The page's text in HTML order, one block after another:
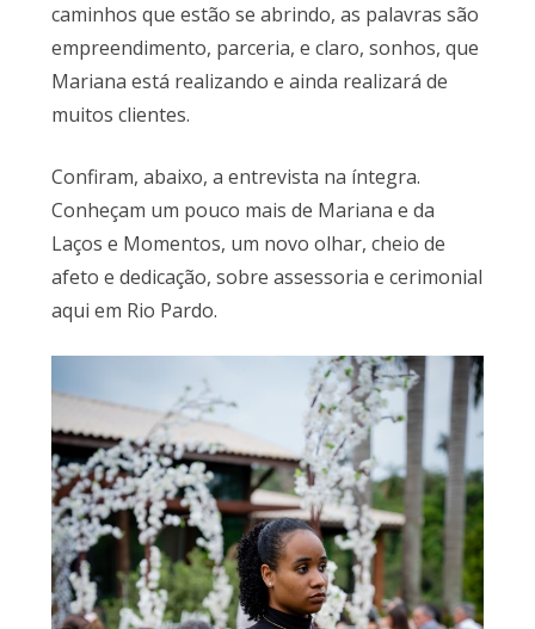
caminhos que estão se abrindo, as palavras são
empreendimento, parceria, e claro, sonhos, que
Mariana está realizando e ainda realizará de
muitos clientes.
Confiram, abaixo, a entrevista na íntegra.
Conheçam um pouco mais de Mariana e da
Laços e Momentos, um novo olhar, cheio de
afeto e dedicação, sobre assessoria e cerimonial
aqui em Rio Pardo.